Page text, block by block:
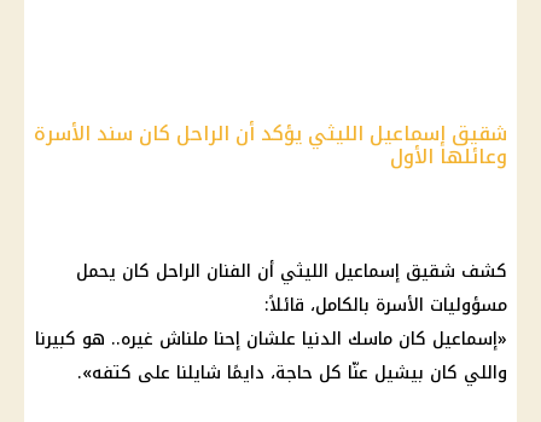
شقيق إسماعيل الليثي يؤكد أن الراحل كان سند الأسرة
وعائلها الأول
كشف شقيق إسماعيل الليثي أن الفنان الراحل كان يحمل
مسؤوليات الأسرة بالكامل، قائلاً:
«إسماعيل كان ماسك الدنيا علشان إحنا ملناش غيره.. هو كبيرنا
واللي كان بيشيل عنّا كل حاجة، دايمًا شايلنا على كتفه».